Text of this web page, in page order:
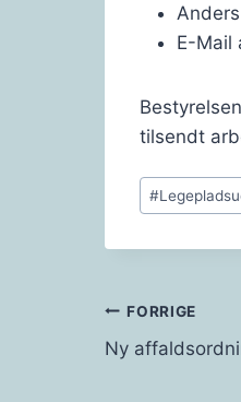
E-Mail
tilsendt
Indlæg-
tags:
#
FORRIGE
Ny